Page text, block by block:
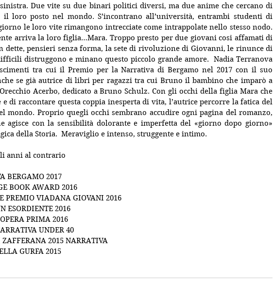
Due vite su due binari politici diversi, ma due anime che cercano di
loro posto nel mondo. S’incontrano all’università, entrambi studenti di
le loro vite rimangono intrecciate come intrappolate nello stesso nodo.
arriva la loro figlia…Mara. Troppo presto per due giovani cosi affamati di
dette, pensieri senza forma, la sete di rivoluzione di Giovanni, le rinunce di
distruggono e minano questo piccolo grande amore.  Nadia Terranova
tra cui il Premio per la Narrativa di Bergamo nel 2017 con il suo
se già autrice di libri per ragazzi tra cui Bruno il bambino che imparò a
Acerbo, dedicato a Bruno Schulz. Con gli occhi della figlia Mara che
e di raccontare questa coppia inesperta di vita, l’autrice percorre la fatica del
mondo. Proprio quegli occhi sembrano accudire ogni pagina del romanzo,
agisce con la sensibilità dolorante e imperfetta del «giorno dopo giorno»
della Storia.  Meraviglio e intenso, struggente e intimo.
anni al contrario
BERGAMO 2017
BOOK AWARD 2016
PREMIO VIADANA GIOVANI 2016
ESORDIENTE 2016
PRIMA 2016
UNDER 40
2015 NARRATIVA
GURFA 2015